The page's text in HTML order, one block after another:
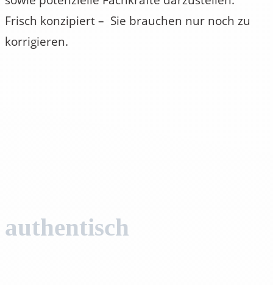
Frisch konzipiert – Sie brauchen nur noch zu
korrigieren.
authentisch